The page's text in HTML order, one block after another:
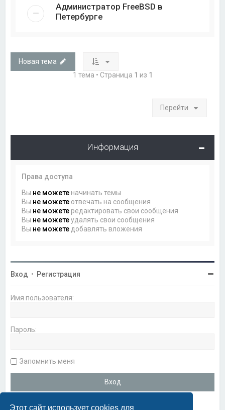
Этот сайт использует cookies для
Администратор FreeBSD в
Петербурге
Новая тема
1 тема • Страница 1 из 1
Перейти
Информация
Права доступа
Вы не можете начинать темы
Вы не можете отвечать на сообщения
Вы не можете редактировать свои сообщения
Вы не можетеудалять свои сообщения
Вы не можете добавлять вложения
Вход • Регистрация
Имя пользователя:
Пароль:
Запомнить меня